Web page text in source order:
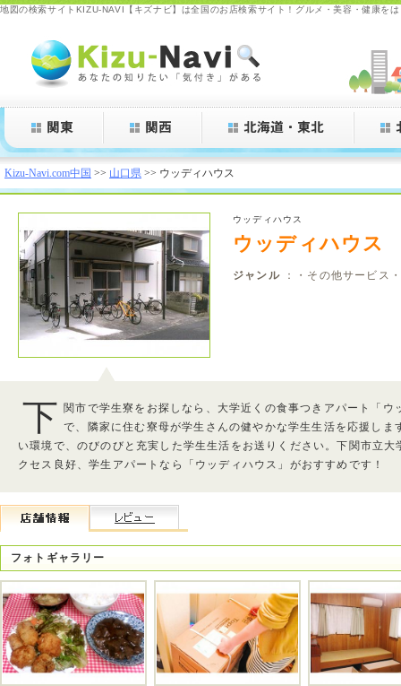
地図の検索サイトKIZU-NAVI【キズナビ】は全国のお店検索サイト！グルメ・美容・健康を
Kizu-Navi.com中国 >> 山口県 >> ウッディハウス
ウッディハウス
ウッディハウス
ジャンル：・その他サービス
下 関市で学生寮をお探しなら、大学近くの食事つきアパート「
で、隣家に住む寮母が学生さんの健やかな学生生活を応援しま
い環境で、のびのびと充実した学生生活をお送りください。下関市立
クセス良好、学生アパートなら「ウッディハウス」がおすすめです！
フォトギャラリー